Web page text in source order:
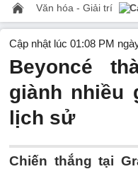
Văn hóa - Giải trí
Cập nhật lúc 01:08 PM
Beyoncé
giành nhiều
lịch sử
Chiến thắng tại